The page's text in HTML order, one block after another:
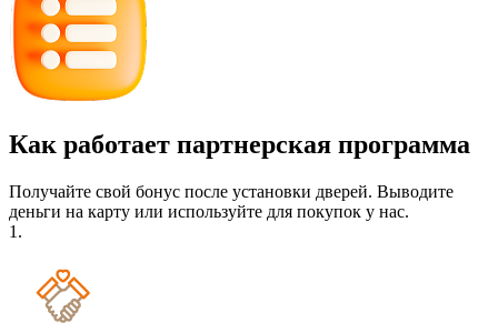
Как работает партнерская программа
Получайте свой бонус после установки дверей. Выводите
деньги на карту или используйте для покупок у нас.
1.